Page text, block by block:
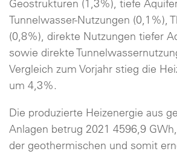
Geostrukturen (1,3%), tiefe
Tunnelwasser-Nutzungen (0,1%),
(0,8%), direkte Nutzungen tiefer
sowie direkte
Vergleich zum Vorjahr stieg die
um 4,3%.
Die produzierte Heizenergie aus
Anlagen betrug 2021 4596,9
der geothermischen und somit